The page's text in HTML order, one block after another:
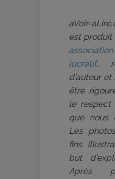
aVoir-
est produit
lucratif,
d’auteur et
être
le respect
que nous
Les
fins
but
Après